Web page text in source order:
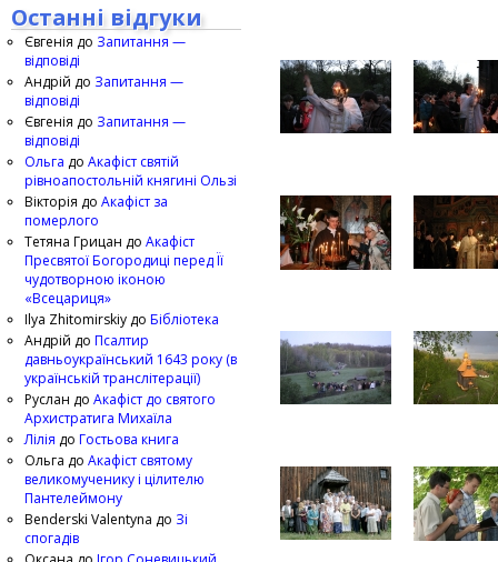
Останні відгуки
Євгенія до Запитання —
відповіді
Андрій до Запитання —
відповіді
Євгенія до Запитання —
відповіді
Ольга до Акафіст святій
рівноапостольній княгині Ользі
Вікторія до Акафіст за
померлого
Тетяна Грицан до Акафіст
Пресвятої Богородиці перед Її
чудотворною іконою
«Всецариця»
Ilya Zhitomirskiy до Бібліотека
Андрій до Псалтир
давньоукраїнський 1643 року (в
українській транслітерації)
Руслан до Акафіст до святого
Архистратига Михаїла
Лілія до Гостьова книга
Ольга до Акафіст святому
великомученику і цілителю
Пантелеймону
Benderski Valentyna до Зі
спогадів